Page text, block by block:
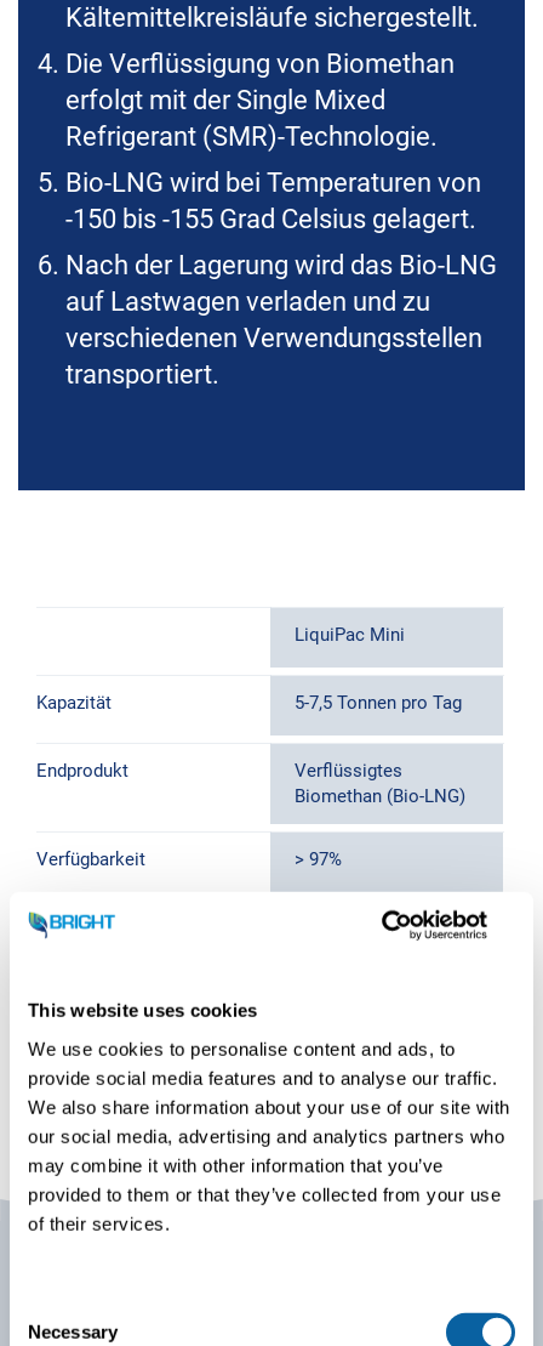
This website uses cookies
We use cookies to personalise content and ads, to
provide social media features and to analyse our traffic.
We also share information about your use of our site with
our social media, advertising and analytics partners who
may combine it with other information that you’ve
provided to them or that they’ve collected from your use
of their services.
Necessary
Kältemittelkreisläufe sichergestellt.
Die Verflüssigung von Biomethan
erfolgt mit der Single Mixed
Refrigerant (SMR)-Technologie.
Bio-LNG wird bei Temperaturen von
-150 bis -155 Grad Celsius gelagert.
Nach der Lagerung wird das Bio-LNG
auf Lastwagen verladen und zu
verschiedenen Verwendungsstellen
transportiert.
Kapazität
Endprodukt
Verfügbarkeit
Methan-Reinheit
TDWA- und SMR-
Technologie
LiquiPac Mini
5-7,5 Tonnen pro Tag
Verflüssigtes
Biomethan (Bio-LNG)
> 97%